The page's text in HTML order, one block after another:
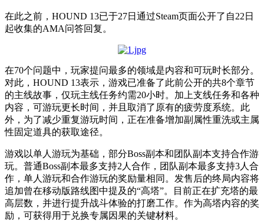
在此之前，HOUND 13已于27日通过Steam页面公开了自22日
起收集的AMA问答回复。
在70个问题中，玩家提问最多的领域是内容和可玩时长部分。
对此，HOUND 13表示，游戏已准备了此前公开的共8个章节
的主线故事，仅玩主线任务约需20小时。加上支线任务和各种
内容，可游玩更长时间，并且取消了原有的疲劳度系统。此
外，为了减少重复游玩时间，正在准备增加副属性重洗或主属
性固定道具的获取途径。
游戏以单人游玩为基础，部分Boss副本和团队副本支持合作游
玩。普通Boss副本最多支持2人合作，团队副本最多支持3人合
作，单人游玩和合作游玩的奖励量相同。发售后的终局内容将
追加曾在移动版路线图中提及的“高塔”。目前正在扩充塔的最
高层数，并进行提升战斗体验的打磨工作。作为高塔内容的奖
励，可获得用于兑换专属因果的关键材料。